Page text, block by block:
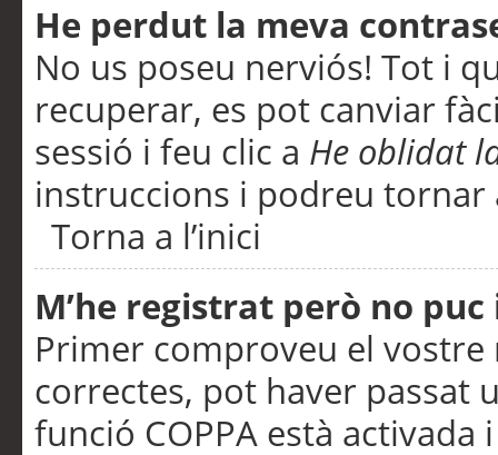
He perdut la meva
No us poseu nerviós! Tot i
recuperar, es pot canviar
sessió i feu clic a He oblidat
instruccions i podreu tornar
Torna a l’inici
M’he registrat però no
Primer comproveu el vostre
correctes, pot haver passat
funció COPPA està